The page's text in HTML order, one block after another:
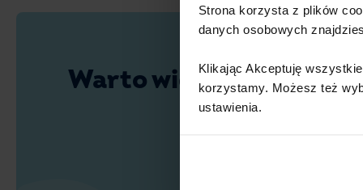
Strona korzysta z plików
danych osobowych
Klikając Akceptuję
korzystamy. Możesz też
ustawienia.​ ​
Warto wiedzieć